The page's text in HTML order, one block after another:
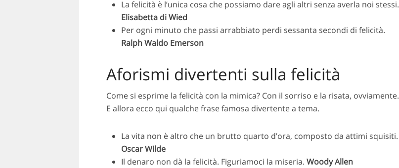
La felicità è l’unica cosa che possiamo dare agli altri senza averla noi stessi.
Elisabetta di Wied
Per ogni minuto che passi arrabbiato perdi sessanta secondi di felicità.
Ralph Waldo Emerson
Aforismi divertenti sulla felicità
Come si esprime la felicità con la mimica? Con il sorriso e la risata, ovviamente.
E allora ecco qui qualche frase famosa divertente a tema.
La vita non è altro che un brutto quarto d’ora, composto da attimi squisiti.
Oscar Wilde
Il denaro non dà la felicità. Figuriamoci la miseria. Woody Allen